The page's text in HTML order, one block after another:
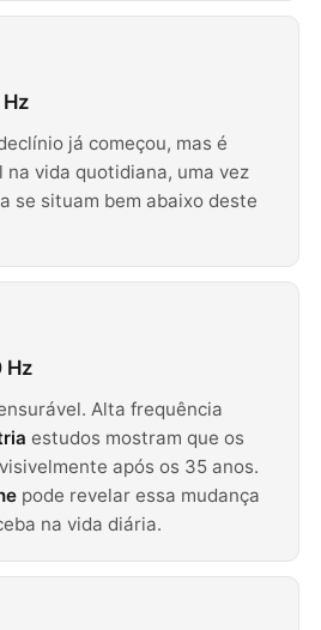
já começou, mas é
vida quotidiana, uma vez
se situam bem abaixo deste
Hz
Alta frequência
estudos mostram que os
após os 35 anos.
pode revelar essa mudança
na vida diária.